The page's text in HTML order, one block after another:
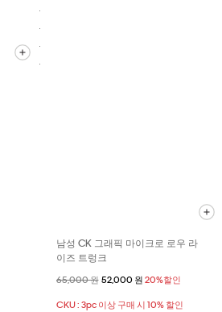
남성 CK 그래픽 마이크로 로우 라
이즈 트렁크
할인 전 가격
65,000 원할인된 가격
52,000 원 20%할인
CKU : 3pc 이상 구매 시 10% 할인